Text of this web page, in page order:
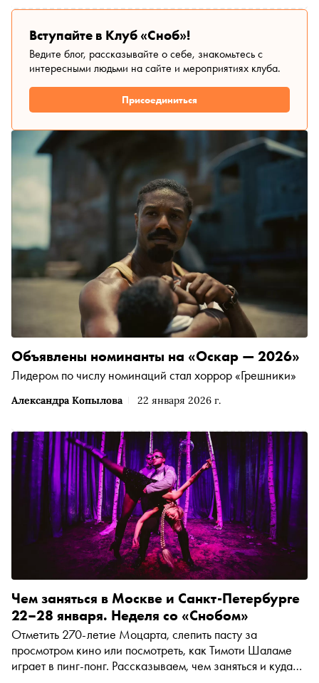
Вступайте в Клуб «Сноб»!
Ведите блог, рассказывайте о себе, знакомьтесь с
интересными людьми на сайте и мероприятиях клуба.
Присоединиться
Александра Копылова 22 января 2026 г.
Объявлены номинанты на «Оскар — 2026»
Лидером по числу номинаций стал хоррор «Грешники»
Чем заняться в Москве и Санкт-Петербурге
22–28 января. Неделя со «Снобом»
Отметить 270-летие Моцарта, слепить пасту за
просмотром кино или посмотреть, как Тимоти Шаламе
играет в пинг-понг. Рассказываем, чем заняться и куда